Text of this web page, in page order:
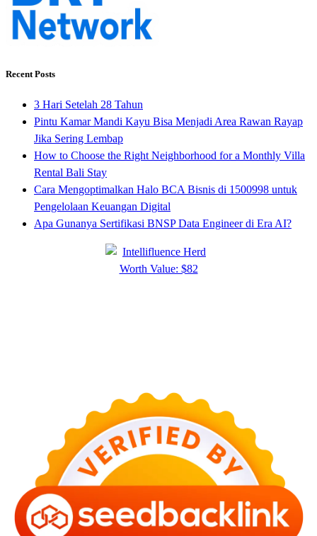
Recent Posts
3 Hari Setelah 28 Tahun
Pintu Kamar Mandi Kayu Bisa Menjadi Area Rawan Rayap
Jika Sering Lembap
How to Choose the Right Neighborhood for a Monthly Villa
Rental Bali Stay
Cara Mengoptimalkan Halo BCA Bisnis di 1500998 untuk
Pengelolaan Keuangan Digital
Apa Gunanya Sertifikasi BNSP Data Engineer di Era AI?